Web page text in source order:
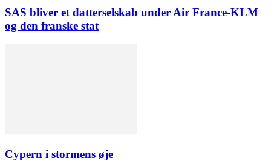
SAS bliver et datterselskab under Air France-KLM
og den franske stat
Cypern i stormens øje